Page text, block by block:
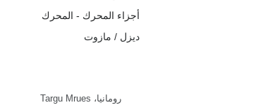
أجزاء المحرك - المحرك
ديزل / مازوت
رومانيا، Targu Mrues